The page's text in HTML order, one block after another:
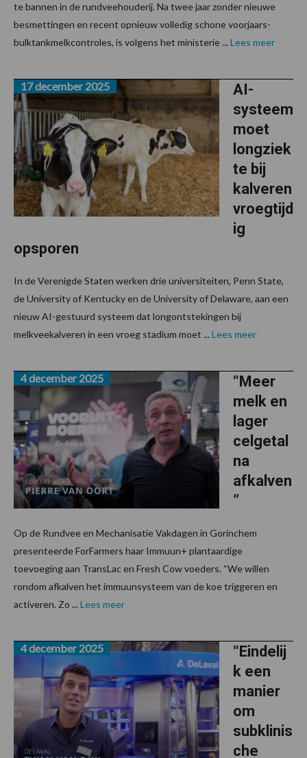
te bannen in de rundveehouderij. Na twee jaar zonder nieuwe
besmettingen en recent opnieuw volledig schone voorjaars-
bulktankmelkcontroles, is volgens het ministerie ... Lees meer
AI-
systeem
moet
longziek
te bij
kalveren
vroegtijd
ig
opsporen
17 december 2025
In de Verenigde Staten werken drie universiteiten, Penn State,
de University of Kentucky en de University of Delaware, aan een
nieuw AI-gestuurd systeem dat longontstekingen bij
melkveekalveren in een vroeg stadium moet ... Lees meer
“Meer
melk en
lager
celgetal
na
afkalven
”
4 december 2025
Op de Rundvee en Mechanisatie Vakdagen in Gorinchem
presenteerde ForFarmers haar Immuun+ plantaardige
toevoeging aan TransLac en Fresh Cow voeders. “We willen
rondom afkalven het immuunsysteem van de koe triggeren en
activeren. Zo ... Lees meer
“Eindelij
k een
manier
om
subklinis
che
4 december 2025